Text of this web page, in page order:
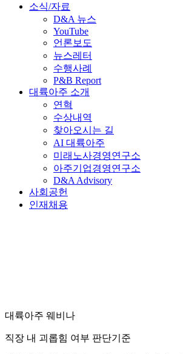
소식/자료
D&A 뉴스
YouTube
언론보도
뉴스레터
수행사례
P&B Report
대륙아주 소개
연혁
수상내역
찾아오시는 길
AI 대륙아주
미래노사경영연구소
아주기업경영연구소
D&A Advisory
사회공헌
인재채용
대륙아주 웨비나
직장 내 괴롭힘 여부 판단기준